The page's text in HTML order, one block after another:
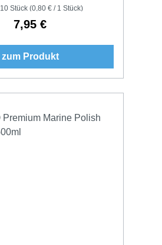
10 Stück (0,80 € / 1 Stück)
Regulärer Preis:
7,95 €
zum Produkt